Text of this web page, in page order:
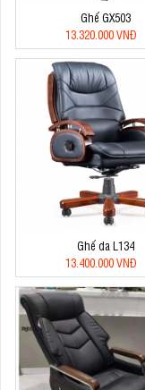
Ghế GX503
13.320.000 VNĐ
Ghế da L134
13.400.000 VNĐ